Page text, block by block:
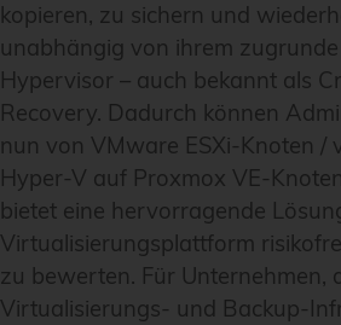
kopieren, zu sichern und
unabhängig von ihrem
Hypervisor – auch bekannt als
Recovery. Dadurch können
nun von VMware ESXi-Knoten /
Hyper-V auf Proxmox VE-
bietet eine hervorragende
Virtualisierungsplattform
zu bewerten. Für Unternehmen,
Virtualisierungs- und Backup-